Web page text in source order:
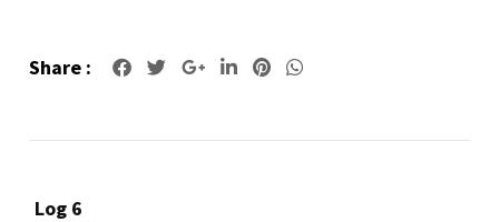
Share : Google+LinkedInPinterest
Whatsapp
Log 6